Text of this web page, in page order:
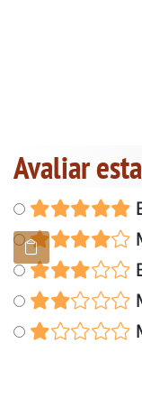
Avaliar